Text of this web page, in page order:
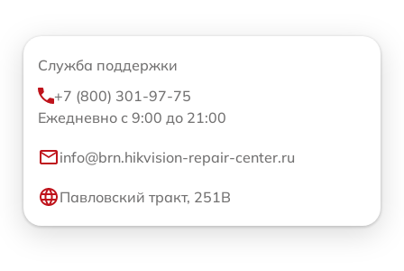
Служба поддержки
+7 (800) 301-97-75
Ежедневно с 9:00 до 21:00
info@brn.hikvision-repair-center.ru
Павловский тракт, 251В